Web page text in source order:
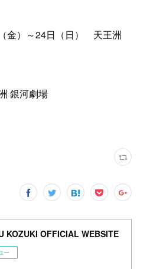
金）～24日（日） 天王洲
銀河劇場
KOZUKI OFFICIAL WEBSITE
ー